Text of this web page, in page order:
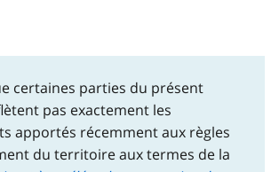
certaines parties du présent
pas exactement les
apportés récemment aux règles
du territoire aux termes de la